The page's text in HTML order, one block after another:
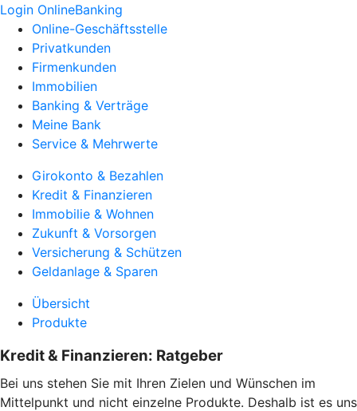
Login OnlineBanking
Online-Geschäftsstelle
Privatkunden
Firmenkunden
Immobilien
Banking & Verträge
Meine Bank
Service & Mehrwerte
Girokonto & Bezahlen
Kredit & Finanzieren
Immobilie & Wohnen
Zukunft & Vorsorgen
Versicherung & Schützen
Geldanlage & Sparen
Übersicht
Produkte
Kredit & Finanzieren: Ratgeber
Bei uns stehen Sie mit Ihren Zielen und Wünschen im
Mittelpunkt und nicht einzelne Produkte. Deshalb ist es uns